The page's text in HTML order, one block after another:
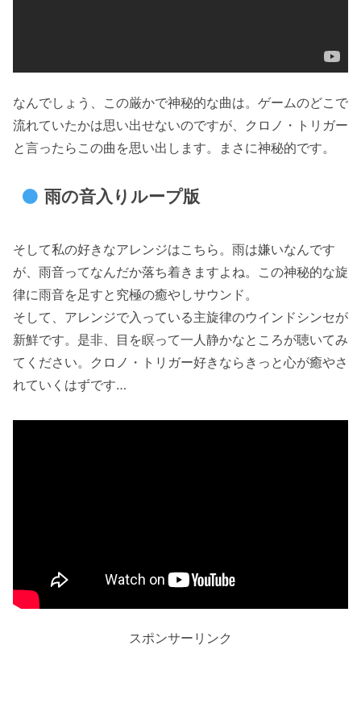
なんでしょう、この厳かで神秘的な曲は。ゲームのどこで
流れていたかは思い出せないのですが、クロノ・トリガー
と言ったらこの曲を思い出します。まさに神秘的です。
雨の音入りループ版
そして私の好きなアレンジはこちら。雨は嫌いなんです
が、雨音ってなんだか落ち着きますよね。この神秘的な旋
律に雨音を足すと究極の癒やしサウンド。
そして、アレンジで入っている主旋律のウインドシンセが
新鮮です。是非、目を瞑って一人静かなところが聴いてみ
てください。クロノ・トリガー好きならきっと心が癒やさ
れていくはずです…
スポンサーリンク